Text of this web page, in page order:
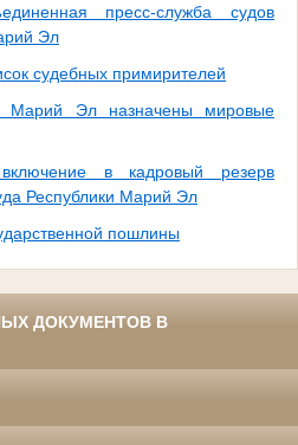
пресс-служба судов
Эл
судебных примирителей
Марий Эл назначены мировые
в кадровый резерв
Республики Марий Эл
пошлины
ДОКУМЕНТОВ В